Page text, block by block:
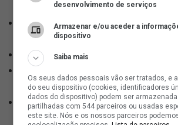
contrato de Rayan | 20h00
Site oficial: Sede do Calabouço passa
20h03
Feminino: Sissi é a aniversariante do
sobre a SAF do Vasco | 20h06
Sub-14: Vasco encara o Mendanha
20h06
desenvolvimento de serviços
Armazenar e/ou aceder a
dispositivo
Saiba mais
Os seus dados pessoais vão ser tratados, e
do seu dispositivo (cookies, identificadores
dados do dispositivo) podem ser
partilhadas com 544 parceiros ou usadas
este site. Nós e os nossos parceiros